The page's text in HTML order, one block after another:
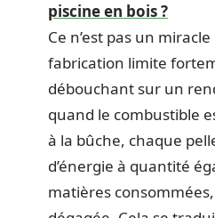
piscine en bois ?
Ce n’est pas un
fabrication limite
débouchant sur un
quand le combustible
à la bûche, chaque
d’énergie à quantité
matières